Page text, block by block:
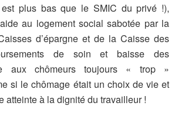
plus bas que le SMIC du privé !),
au logement social sabotée par la
d’épargne et de la Caisse des
de soin et baisse des
aux chômeurs toujours « trop »
si le chômage était un choix de vie et
atteinte à la dignité du travailleur !